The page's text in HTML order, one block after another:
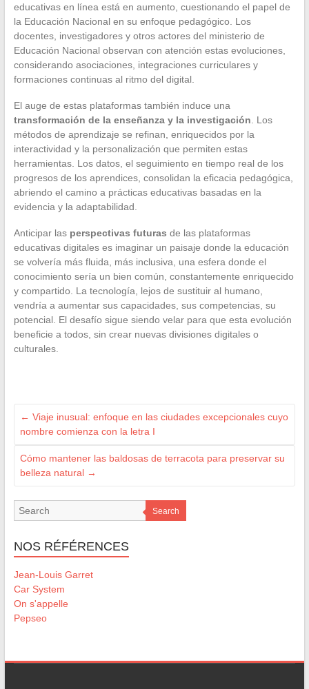
educativas en línea está en aumento, cuestionando el papel de
la Educación Nacional en su enfoque pedagógico. Los
docentes, investigadores y otros actores del ministerio de
Educación Nacional observan con atención estas evoluciones,
considerando asociaciones, integraciones curriculares y
formaciones continuas al ritmo del digital.
El auge de estas plataformas también induce una
transformación de la enseñanza y la investigación . Los
métodos de aprendizaje se refinan, enriquecidos por la
interactividad y la personalización que permiten estas
herramientas. Los datos, el seguimiento en tiempo real de los
progresos de los aprendices, consolidan la eficacia pedagógica,
abriendo el camino a prácticas educativas basadas en la
evidencia y la adaptabilidad.
Anticipar las perspectivas futuras de las plataformas
educativas digitales es imaginar un paisaje donde la educación
se volvería más fluida, más inclusiva, una esfera donde el
conocimiento sería un bien común, constantemente enriquecido
y compartido. La tecnología, lejos de sustituir al humano,
vendría a aumentar sus capacidades, sus competencias, su
potencial. El desafío sigue siendo velar para que esta evolución
beneficie a todos, sin crear nuevas divisiones digitales o
culturales.
← Viaje inusual: enfoque en las ciudades excepcionales cuyo
nombre comienza con la letra I
Cómo mantener las baldosas de terracota para preservar su
belleza natural →
Search
NOS RÉFÉRENCES
Jean-Louis Garret
Car System
On s'appelle
Pepseo